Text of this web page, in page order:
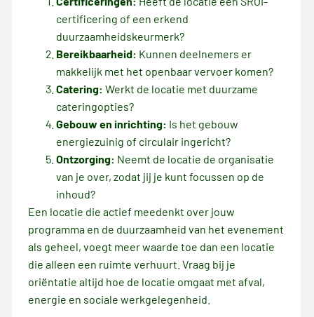
certificering of een erkend
duurzaamheidskeurmerk?
Bereikbaarheid: Kunnen deelnemers er
makkelijk met het openbaar vervoer komen?
Catering: Werkt de locatie met duurzame
cateringopties?
Gebouw en inrichting: Is het gebouw
energiezuinig of circulair ingericht?
Ontzorging: Neemt de locatie de organisatie
van je over, zodat jij je kunt focussen op de
inhoud?
Een locatie die actief meedenkt over jouw
programma en de duurzaamheid van het evenement
als geheel, voegt meer waarde toe dan een locatie
die alleen een ruimte verhuurt. Vraag bij je
oriëntatie altijd hoe de locatie omgaat met afval,
energie en sociale werkgelegenheid.